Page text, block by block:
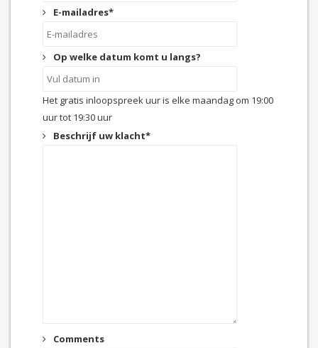
E-mailadres*
Op welke datum komt u langs?
Het gratis inloopspreek uur is elke maandag om 19:00
uur tot 19:30 uur
Beschrijf uw klacht*
Comments